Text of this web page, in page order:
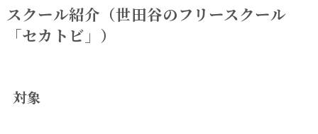
スクール紹介（世田谷のフリースクール
「セカトビ」）
対象